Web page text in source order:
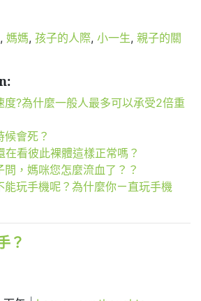
, 媽媽, 孩子的人際, 小一生, 親子的關
度?為什麼一般人最多可以承受2倍重
會死？
在看彼此裸體這樣正常嗎？
問，媽咪您怎麼流血了？？
能玩手機呢？為什麼你ㄧ直玩手機
？